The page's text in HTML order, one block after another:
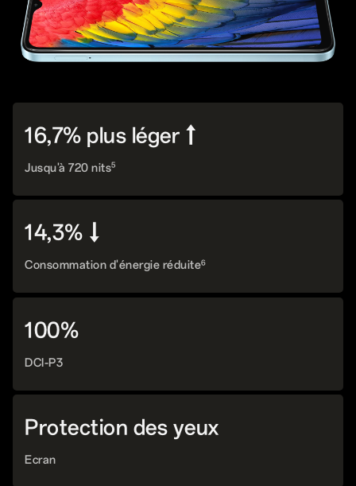
16,7% plus léger↑
Jusqu'à 720 nits5
14,3%↓
Consommation d'énergie réduite6
100%
DCI-P3
Protection des yeux
Ecran